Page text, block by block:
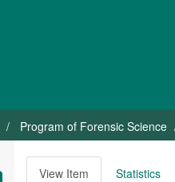
Program of Forensic Science
View Item Statistics